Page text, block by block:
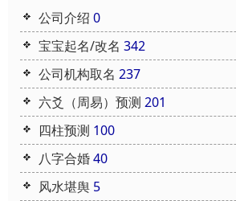
公司介绍 0
宝宝起名/改名 342
公司机构取名 237
六爻（周易）预测 201
四柱预测 100
八字合婚40
风水堪舆 5